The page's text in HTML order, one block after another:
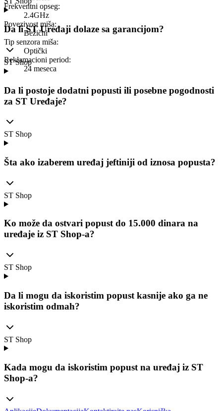
Frekventni opseg:
2.4GHz
Povezivost miša:
Bežični
Tip senzora miša:
Optički
Reklamacioni period:
24 meseca
Da li ST Uređaji dolaze sa garancijom?
ST Shop
Da li postoje dodatni popusti ili posebne pogodnosti
za ST Uređaje?
ST Shop
Šta ako izaberem uređaj jeftiniji od iznosa popusta?
ST Shop
Ko može da ostvari popust do 15.000 dinara na
uređaje iz ST Shop-a?
ST Shop
Da li mogu da iskoristim popust kasnije ako ga ne
iskoristim odmah?
ST Shop
Kada mogu da iskoristim popust na uređaj iz ST
Shop-a?